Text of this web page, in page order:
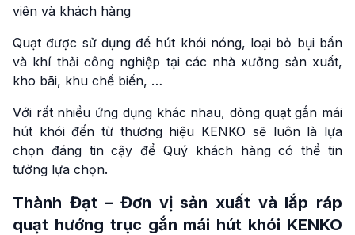
viên và khách hàng
Quạt được sử dụng để hút khói nóng, loại bỏ bụi bẩn
và khí thải công nghiệp tại các nhà xưởng sản xuất,
kho bãi, khu chế biến, …
Với rất nhiều ứng dụng khác nhau, dòng quạt gắn mái
hút khói đến từ thương hiệu KENKO sẽ luôn là lựa
chọn đáng tin cậy để Quý khách hàng có thể tin
tưởng lựa chọn.
Thành Đạt – Đơn vị sản xuất và lắp ráp
quạt hướng trục gắn mái hút khói KENKO